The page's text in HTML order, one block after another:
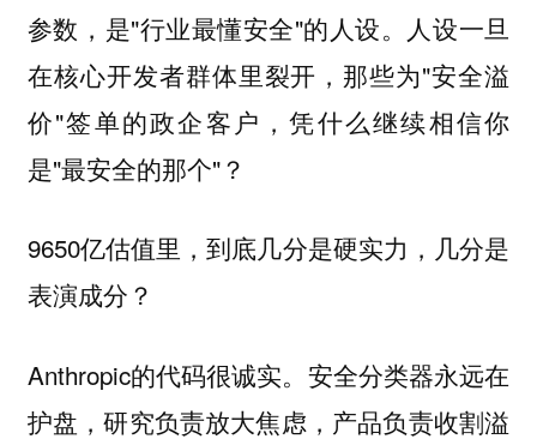
参数，是"行业最懂安全"的人设。人设一旦
在核心开发者群体里裂开，那些为"安全溢
价"签单的政企客户，凭什么继续相信你
是"最安全的那个"？
9650亿估值里，到底几分是硬实力，几分是
表演成分？
Anthropic的代码很诚实。安全分类器永远在
护盘，研究负责放大焦虑，产品负责收割溢